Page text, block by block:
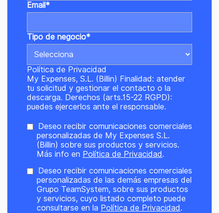
Email*
Tipo de negocio*
Política de Privacidad
My Expenses, S.L. (Billin) Finalidad: atender
tu solicitud y gestionar el contacto o la
descarga. Derechos (arts.15-22 RGPD):
puedes ejercerlos ante el responsable.
Deseo recibir comunicaciones comerciales
personalizadas de My Expenses S.L.
(Billin) sobre sus productos y servicios.
Más info en Política de Privacidad.
Deseo recibir comunicaciones comerciales
personalizadas de las demás empresas del
Grupo TeamSystem, sobre sus productos
y servicios, cuyo listado completo puede
consultarse en la Política de Privacidad.